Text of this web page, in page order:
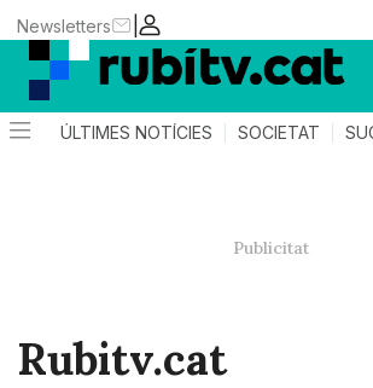
|
Newsletters
ÚLTIMES NOTÍCIES SOCIETAT
Rubitv.cat